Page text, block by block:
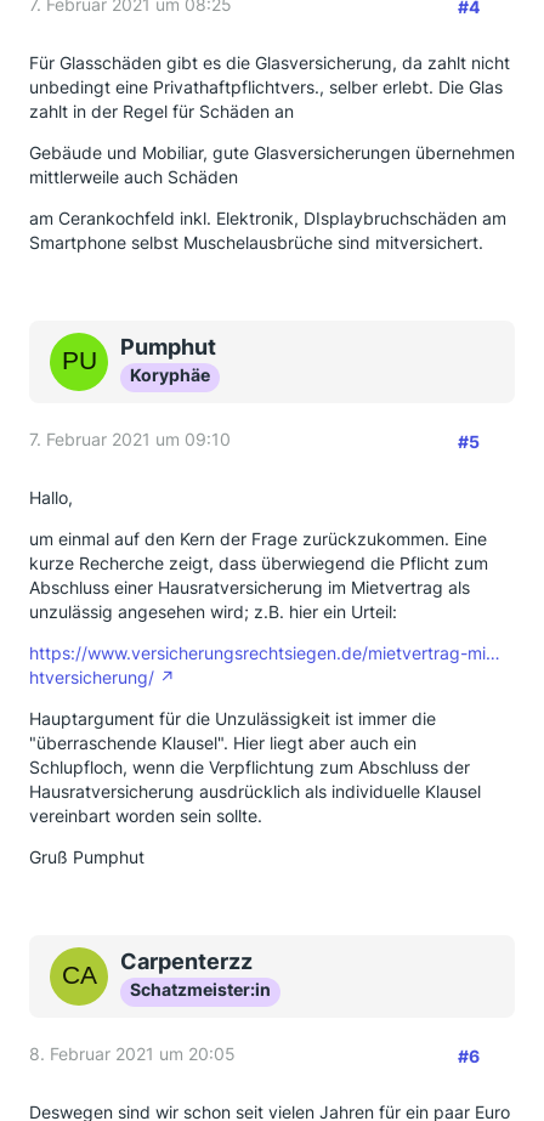
7. Februar 2021 um 08:25 #4
Für Glasschäden gibt es die Glasversicherung, da zahlt nicht
unbedingt eine Privathaftpflichtvers., selber erlebt. Die Glas
zahlt in der Regel für Schäden an
Gebäude und Mobiliar, gute Glasversicherungen übernehmen
mittlerweile auch Schäden
am Cerankochfeld inkl. Elektronik, DIsplaybruchschäden am
Smartphone selbst Muschelausbrüche sind mitversichert.
Pumphut
Koryphäe
7. Februar 2021 um 09:10 #5
Hallo,
um einmal auf den Kern der Frage zurückzukommen. Eine
kurze Recherche zeigt, dass überwiegend die Pflicht zum
Abschluss einer Hausratversicherung im Mietvertrag als
unzulässig angesehen wird; z.B. hier ein Urteil:
https://www.versicherungsrechtsiegen.de/mietvertrag-mi…
htversicherung/
Hauptargument für die Unzulässigkeit ist immer die
"überraschende Klausel". Hier liegt aber auch ein
Schlupfloch, wenn die Verpflichtung zum Abschluss der
Hausratversicherung ausdrücklich als individuelle Klausel
vereinbart worden sein sollte.
Gruß Pumphut
Carpenterzz
Schatzmeister:in
8. Februar 2021 um 20:05 #6
Deswegen sind wir schon seit vielen Jahren für ein paar Euro